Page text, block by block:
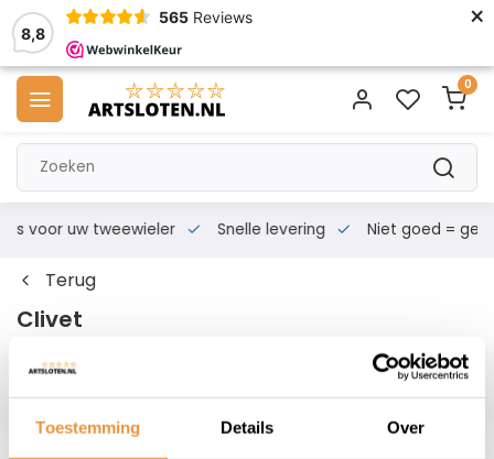
Toestemming Details Over
8,8
565 Reviews ×
0
voor uw tweewieler Snelle levering Niet goed = geld
Terug
Clivet
Filters